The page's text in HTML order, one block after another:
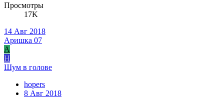
Просмотры
17K
14 Авг 2018
Aришка 07
A
H
Шум в голове
hopers
8 Авг 2018